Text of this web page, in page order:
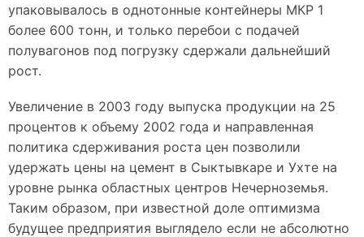
упаковывалось в однотонные контейнеры МКР 1
более 600 тонн, и только перебои с подачей
полувагонов под погрузку сдержали дальнейший
рост.
Увеличение в 2003 году выпуска продукции на 25
процентов к объему 2002 года и направленная
политика сдерживания роста цен позволили
удержать цены на цемент в Сыктывкаре и Ухте на
уровне рынка областных центров Нечерноземья.
Таким образом, при известной доле оптимизма
будущее предприятия выглядело если не абсолютно